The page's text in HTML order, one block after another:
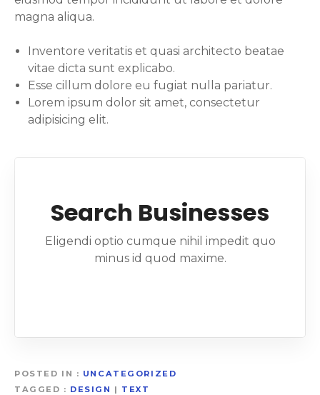
magna aliqua.
Inventore veritatis et quasi architecto beatae
vitae dicta sunt explicabo.
Esse cillum dolore eu fugiat nulla pariatur.
Lorem ipsum dolor sit amet, consectetur
adipisicing elit.
Search Businesses
Eligendi optio cumque nihil impedit quo
minus id quod maxime.
POSTED IN
UNCATEGORIZED
TAGGED
DESIGN | TEXT